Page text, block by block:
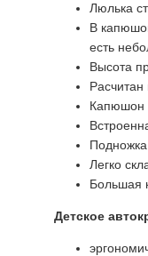
Люлька
В
есть
Высота
Расчитан
Капюшон
Легко
Большая
Детское